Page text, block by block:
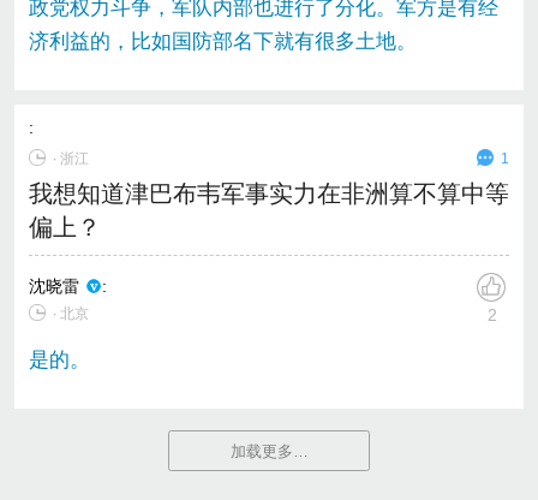
政党权力斗争，军队内部也进行了分化。军方是有经
济利益的，比如国防部名下就有很多土地。
:
∙浙江 1
我想知道津巴布韦军事实力在非洲算不算中等
偏上？
沈晓雷 :
∙ 北京 2
是的。
加载更多…